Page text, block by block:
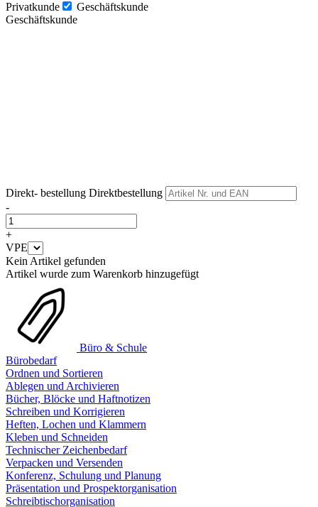
Privatkunde
Geschäftskunde
Geschäftskunde
Direkt- bestellung Direktbestellung
-
+
VPE
Kein Artikel gefunden
Artikel wurde zum Warenkorb hinzugefügt
Büro & Schule
Bürobedarf
Ordnen und Sortieren
Ablegen und Archivieren
Bücher, Blöcke und Haftnotizen
Schreiben und Korrigieren
Heften, Lochen und Klammern
Kleben und Schneiden
Technischer Zeichenbedarf
Verpacken und Versenden
Konferenz, Schulung und Planung
Präsentation und Prospektorganisation
Schreibtischorganisation